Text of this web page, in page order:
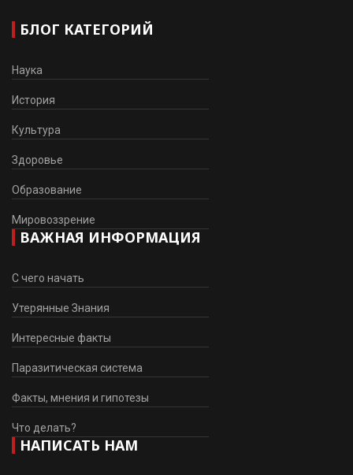
БЛОГ КАТЕГОРИЙ
Наука
История
Культура
Здоровье
Образование
Мировоззрение
ВАЖНАЯ ИНФОРМАЦИЯ
С чего начать
Утерянные Знания
Интересные факты
Паразитическая система
Факты, мнения и гипотезы
Что делать?
НАПИСАТЬ НАМ